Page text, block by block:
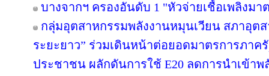
บางจากฯ ครองอันดับ 1 "หัวจ่ายเชื้อเพลิงม
กลุ่มอุตสาหกรรมพลังงานหมุนเวียน สภาอุตส
ระยะยาว” ร่วมเดินหน้าต่อยอดมาตรการภาค
ประชาชน ผลักดันการใช้ E20 ลดการนำเข้าพ